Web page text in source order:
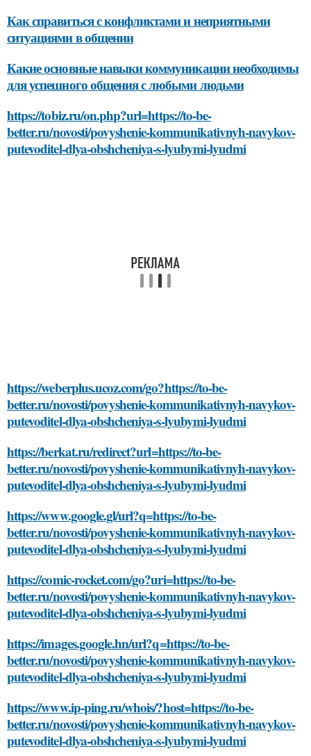
Как справиться с конфликтами и неприятными
ситуациями в общении
Какие основные навыки коммуникации необходимы
для успешного общения с любыми людьми
https://tobiz.ru/on.php?url=https://to-be-
better.ru/novosti/povyshenie-kommunikativnyh-navykov-
putevoditel-dlya-obshcheniya-s-lyubymi-lyudmi
https://weberplus.ucoz.com/go?https://to-be-
better.ru/novosti/povyshenie-kommunikativnyh-navykov-
putevoditel-dlya-obshcheniya-s-lyubymi-lyudmi
https://berkat.ru/redirect?url=https://to-be-
better.ru/novosti/povyshenie-kommunikativnyh-navykov-
putevoditel-dlya-obshcheniya-s-lyubymi-lyudmi
https://www.google.gl/url?q=https://to-be-
better.ru/novosti/povyshenie-kommunikativnyh-navykov-
putevoditel-dlya-obshcheniya-s-lyubymi-lyudmi
https://comic-rocket.com/go?uri=https://to-be-
better.ru/novosti/povyshenie-kommunikativnyh-navykov-
putevoditel-dlya-obshcheniya-s-lyubymi-lyudmi
https://images.google.hn/url?q=https://to-be-
better.ru/novosti/povyshenie-kommunikativnyh-navykov-
putevoditel-dlya-obshcheniya-s-lyubymi-lyudmi
https://www.ip-ping.ru/whois/?host=https://to-be-
better.ru/novosti/povyshenie-kommunikativnyh-navykov-
putevoditel-dlya-obshcheniya-s-lyubymi-lyudmi